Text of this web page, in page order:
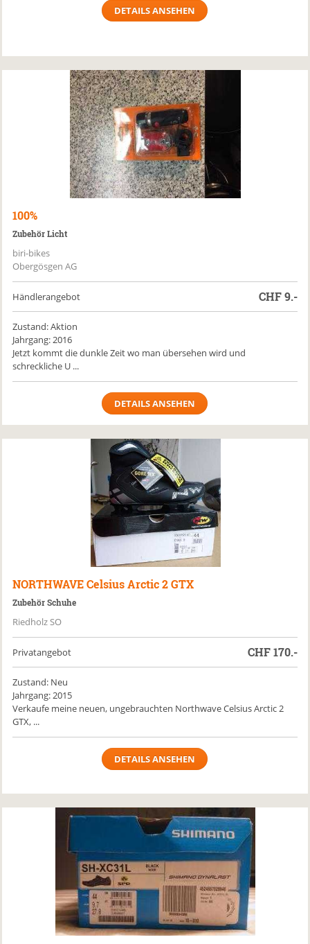
DETAILS ANSEHEN
100%
Zubehör Licht
biri-bikes
Obergösgen AG
Händlerangebot CHF9.-
Zustand: Aktion
Jahrgang: 2016
Jetzt kommt die dunkle Zeit wo man übersehen wird und
schreckliche U ...
DETAILS ANSEHEN
NORTHWAVE Celsius Arctic 2 GTX
Zubehör Schuhe
Riedholz SO
Privatangebot CHF170.-
Zustand: Neu
Jahrgang: 2015
Verkaufe meine neuen, ungebrauchten Northwave Celsius Arctic 2
GTX, ...
DETAILS ANSEHEN